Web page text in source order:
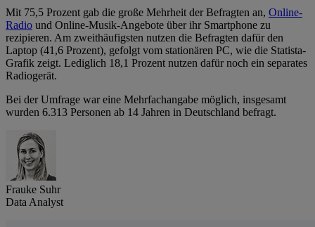
Mit 75,5 Prozent gab die große Mehrheit der Befragten an, Online-
Radio und Online-Musik-Angebote über ihr Smartphone zu
rezipieren. Am zweithäufigsten nutzen die Befragten dafür den
Laptop (41,6 Prozent), gefolgt vom stationären PC, wie die Statista-
Grafik zeigt. Lediglich 18,1 Prozent nutzen dafür noch ein separates
Radiogerät.
Bei der Umfrage war eine Mehrfachangabe möglich, insgesamt
wurden 6.313 Personen ab 14 Jahren in Deutschland befragt.
Frauke Suhr
Data Analyst